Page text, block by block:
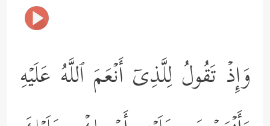
وَإِذۡ تَقُولُ لِلَّذِیۤ أَنۡعَمَ ٱللَّهُ عَلَیۡهِ